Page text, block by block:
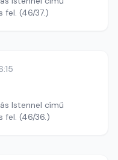
fel. (46/37.)
Istennel című
fel. (46/36.)